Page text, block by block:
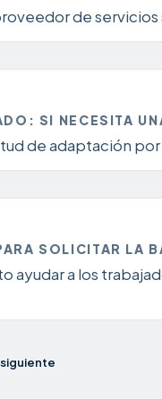
de
SI NECESITA
de adaptación
SOLICITAR LA
ayudar a los